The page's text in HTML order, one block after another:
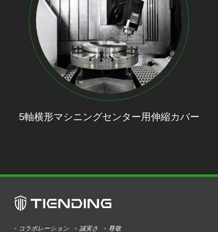
5軸横形マシニングセンター用伸縮カバー
コラボレーション 誠実さ 尊敬